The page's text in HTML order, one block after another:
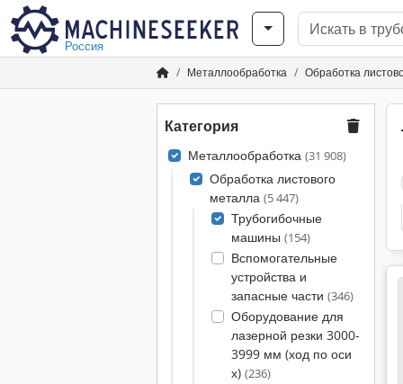
Россия
Металлообработка Обработка
Категория
Металлообработка (31 908)
Обработка листового
металла (5 447)
Трубогибочные
машины (154)
Вспомогательные
устройства и
запасные части (346)
Оборудование для
лазерной резки 3000-
3999 мм (ход по оси
х) (236)